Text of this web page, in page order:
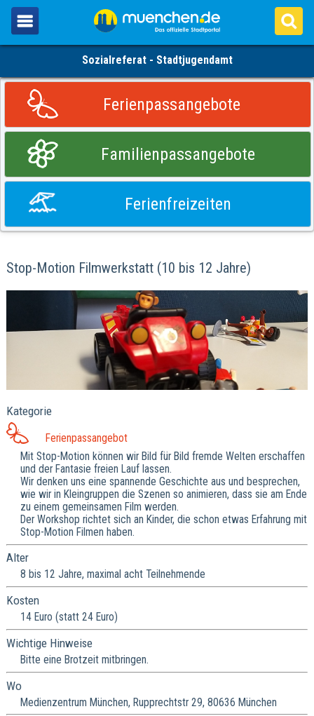
Sozialreferat - Stadtjugendamt
Ferienpassangebote
Familienpassangebote
Ferienfreizeiten
Stop-Motion Filmwerkstatt (10 bis 12 Jahre)
Kategorie
Ferienpassangebot
Mit Stop-Motion können wir Bild für Bild fremde Welten erschaffen
und der Fantasie freien Lauf lassen.
Wir denken uns eine spannende Geschichte aus und besprechen,
wie wir in Kleingruppen die Szenen so animieren, dass sie am Ende
zu einem gemeinsamen Film werden.
Der Workshop richtet sich an Kinder, die schon etwas Erfahrung mit
Stop-Motion Filmen haben.
Alter
8 bis 12 Jahre, maximal acht Teilnehmende
Kosten
14 Euro (statt 24 Euro)
Wichtige Hinweise
Bitte eine Brotzeit mitbringen.
Wo
Medienzentrum München, Rupprechtstr 29, 80636 München